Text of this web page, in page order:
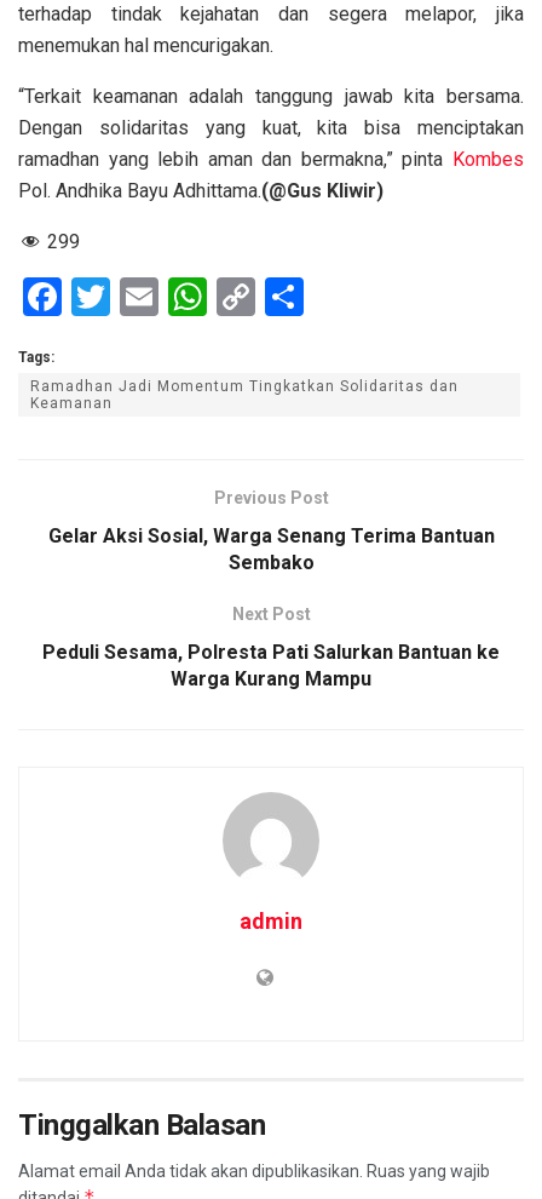
terhadap tindak kejahatan dan segera melapor, jika
menemukan hal mencurigakan.
“Terkait keamanan adalah tanggung jawab kita bersama.
Dengan solidaritas yang kuat, kita bisa menciptakan
ramadhan yang lebih aman dan bermakna,” pinta Kombes
Pol. Andhika Bayu Adhittama.(@Gus Kliwir)
299
F
ce
b
k
T
tt
E
ail
W
at
p
p
C
py
k
ar
Tags:
Ramadhan Jadi Momentum Tingkatkan Solidaritas dan
Keamanan
Previous Post
Gelar Aksi Sosial, Warga Senang Terima Bantuan
Sembako
Next Post
Peduli Sesama, Polresta Pati Salurkan Bantuan ke
Warga Kurang Mampu
admin
Tinggalkan Balasan
Alamat email Anda tidak akan dipublikasikan. Ruas yang wajib